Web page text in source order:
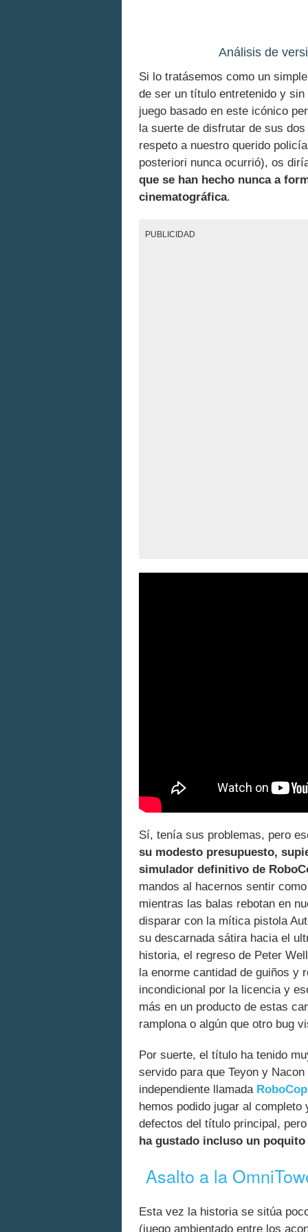
Análisis de
Si lo tratásemos como un
de ser un título entretenido y
juego basado en este icónico
la suerte de disfrutar de sus
respeto a nuestro querido
posteriori nunca ocurrió), os
que se han hecho nunca a
cinematográfica.
PUBLICIDAD
Sí, tenía sus problemas, pero
su modesto presupuesto,
simulador definitivo de
mandos al hacernos sentir
mientras las balas rebotan en
disparar con la mítica pistola
su descarnada sátira hacia el
historia, el regreso de Peter
la enorme cantidad de guiños
incondicional por la licencia y
más en un producto de estas
ramplona o algún que otro bug
Por suerte, el título ha tenido
servido para que Teyon y
independiente llamada
hemos podido jugar al
defectos del título principal,
ha gustado incluso un poquito
Asalto a la
Esta vez la historia se sitúa
(juego ambientado entre los